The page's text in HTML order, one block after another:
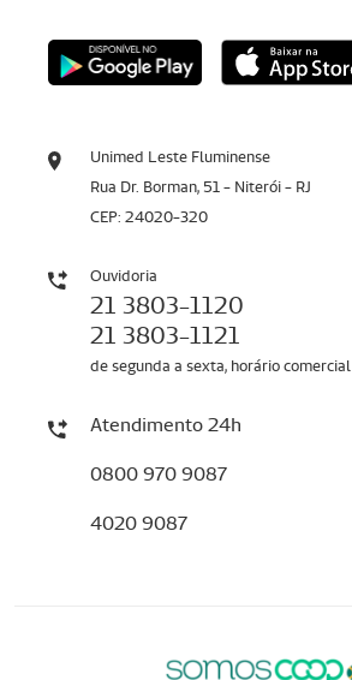
Unimed Leste Fluminense
Rua Dr. Borman, 51 - Niterói - RJ
CEP: 24020-320
Ouvidoria
21 3803-1120
21 3803-1121
de segunda a sexta, horário comercial
Atendimento 24h
0800 970 9087
4020 9087